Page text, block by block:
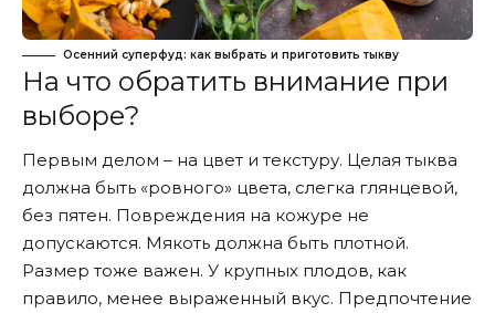
Осенний суперфуд: как выбрать и приготовить тыкву
На что обратить внимание при
выборе?
Первым делом – на цвет и текстуру. Целая тыква
должна быть «ровного» цвета, слегка глянцевой,
без пятен. Повреждения на кожуре не
допускаются. Мякоть должна быть плотной.
Размер тоже важен. У крупных плодов, как
правило, менее выраженный вкус. Предпочтение